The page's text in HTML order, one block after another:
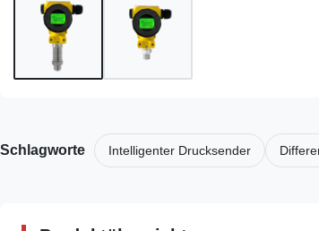
Schlagworte Intelligenter Drucksender